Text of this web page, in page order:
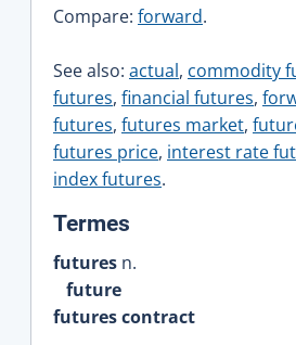
Compare: forward.
See also: actual, commodity
futures, financial futures,
futures, futures market,
futures price, interest rate
index futures.
Termes
futures n.
future
futures contract